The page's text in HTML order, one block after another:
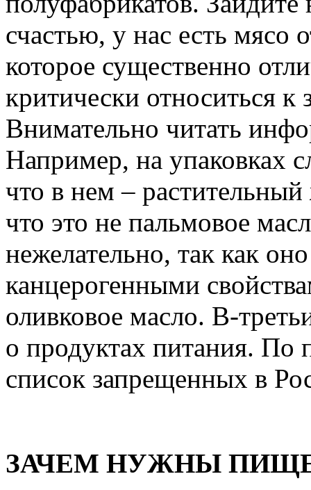
счастью, у нас есть мясо
которое существенно
критически относиться
Внимательно читать
Например, на упаковках
что в нем –
что это не пальмовое
нежелательно, так как
канцерогенными
оливковое масло. В-
о продуктах питания. По
список запрещенных в
ЗАЧЕМ НУЖНЫ